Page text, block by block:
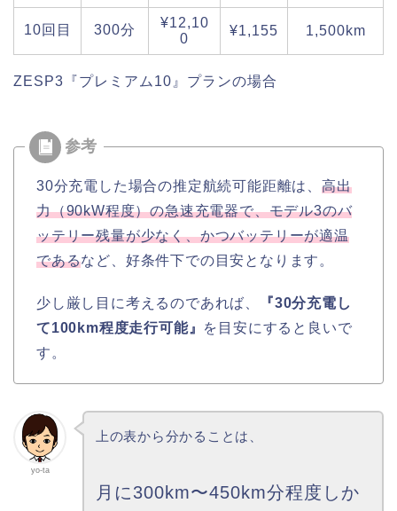
10回目 300分
¥12,10
0
¥1,155 1,500km
ZESP3『プレミアム10』プランの場合
30分充電した場合の推定航続可能距離は、高出
力（90kW程度）の急速充電器で、モデル3のバ
ッテリー残量が少なく、かつバッテリーが適温
であるなど、好条件下での目安となります。
少し厳し目に考えるのであれば、
『30分充電し
て100km程度走行可能』 を目安にすると良いで
す。
yo-ta
上の表から分かることは、
月に300km〜450km分程度しか